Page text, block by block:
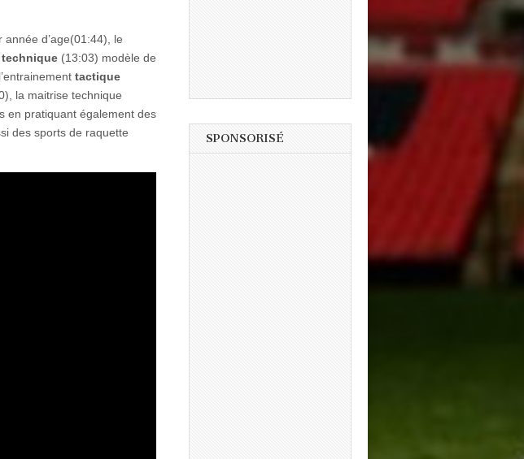
d’age(01:44), le
technique (13:03) modèle de
tactique
la maitrise technique
en pratiquant également des
des sports de raquette
SPONSORISÉ